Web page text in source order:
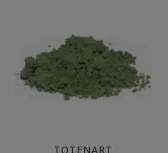
TOTENART